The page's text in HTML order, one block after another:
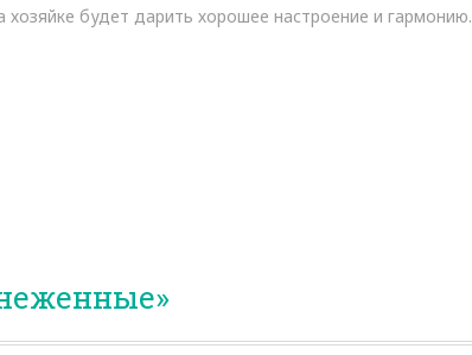
будет дарить хорошее настроение и гармонию.